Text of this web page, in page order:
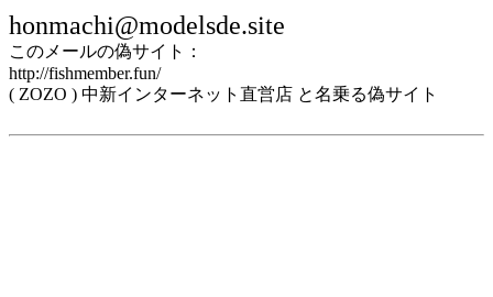
honmachi@modelsde.site
このメールの偽サイト：
http://fishmember.fun/
( ZOZO ) 中新インターネット直営店 と名乗る偽サイト